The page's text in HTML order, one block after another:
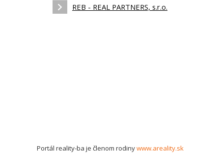
REB - REAL PARTNERS, s.r.o.
Portál reality-ba je členom rodinywww.areality.sk